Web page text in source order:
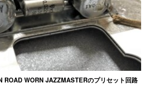
ROAD WORN JAZZMASTERのプリセット回路